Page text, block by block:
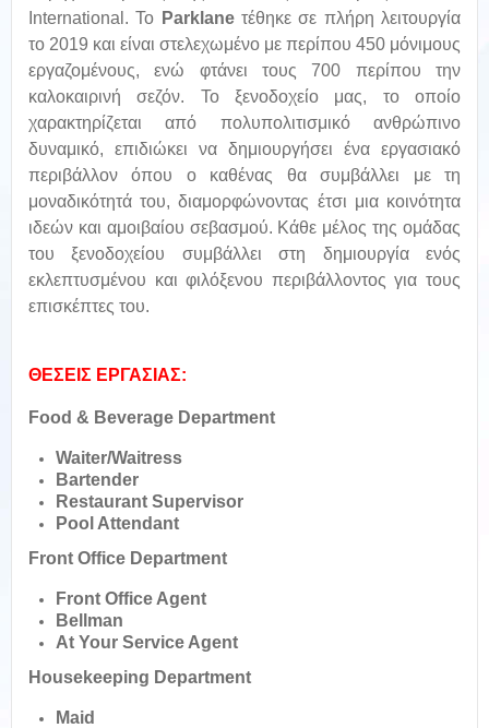
International. Το Parklaneτέθηκε σε πλήρη λειτουργία
το 2019 και είναι στελεχωμένο με περίπου 450 μόνιμους
εργαζομένους, ενώ φτάνει τους 700 περίπου την
καλοκαιρινή σεζόν. Το ξενοδοχείο μας, το οποίο
χαρακτηρίζεται από πολυπολιτισμικό ανθρώπινο
δυναμικό, επιδιώκει να δημιουργήσει ένα εργασιακό
περιβάλλον όπου ο καθένας θα συμβάλλει με τη
μοναδικότητά του, διαμορφώνοντας έτσι μια κοινότητα
ιδεών και αμοιβαίου σεβασμού. Κάθε μέλος της ομάδας
του ξενοδοχείου συμβάλλει στη δημιουργία ενός
εκλεπτυσμένου και φιλόξενου περιβάλλοντος για τους
επισκέπτες του.
ΘΕΣΕΙΣ ΕΡΓΑΣΙΑΣ:
Food & Beverage Department
Waiter/Waitress
Bartender
Restaurant Supervisor
Pool Attendant
Front Office Department
Front Office Agent
Bellman
At Your Service Agent
Housekeeping Department
Maid